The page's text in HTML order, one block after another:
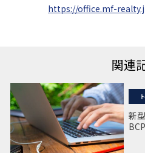
https://office.mf-
関連
新